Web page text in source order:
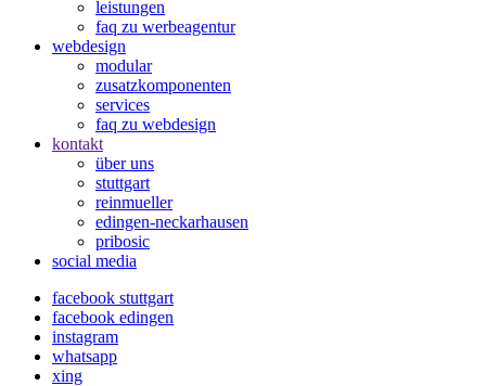
leistungen
faq zu werbeagentur
webdesign
modular
zusatzkomponenten
services
faq zu webdesign
kontakt
über uns
stuttgart
reinmueller
edingen-neckarhausen
pribosic
social media
facebook stuttgart
facebook edingen
instagram
whatsapp
xing